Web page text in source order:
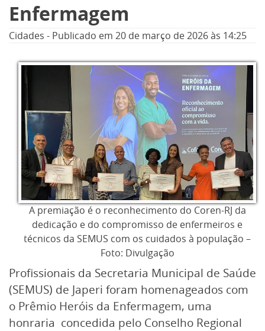
Informe especial
Enfermagem
Cidades - Publicado em 20 de março de 2026às 14:25
A premiação é o reconhecimento do Coren-RJ da
dedicação e do compromisso de enfermeiros e
técnicos da SEMUS com os cuidados à população –
Foto: Divulgação
Profissionais da Secretaria Municipal de Saúde
(SEMUS) de Japeri foram homenageados com
o Prêmio Heróis da Enfermagem, uma
honraria concedida pelo Conselho Regional